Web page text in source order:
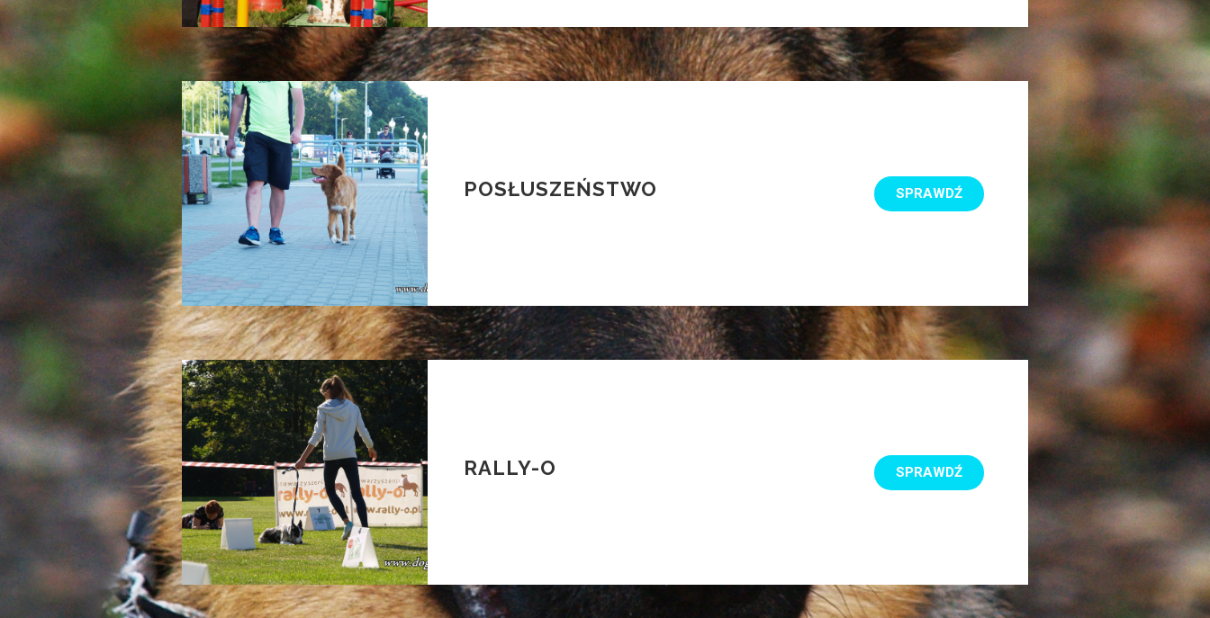
POSŁUSZEŃSTWO SPRAWDŹ
RALLY-O SPRAWDŹ